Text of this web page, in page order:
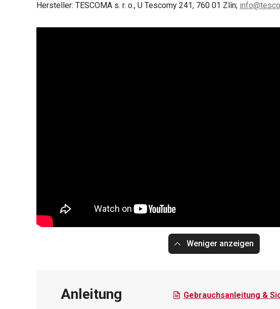
Hersteller: TESCOMA s. r. o., U Tescomy 241, 760 01 Zlín;
Weniger anzeigen
Anleitung Gebrauchsanleitung &